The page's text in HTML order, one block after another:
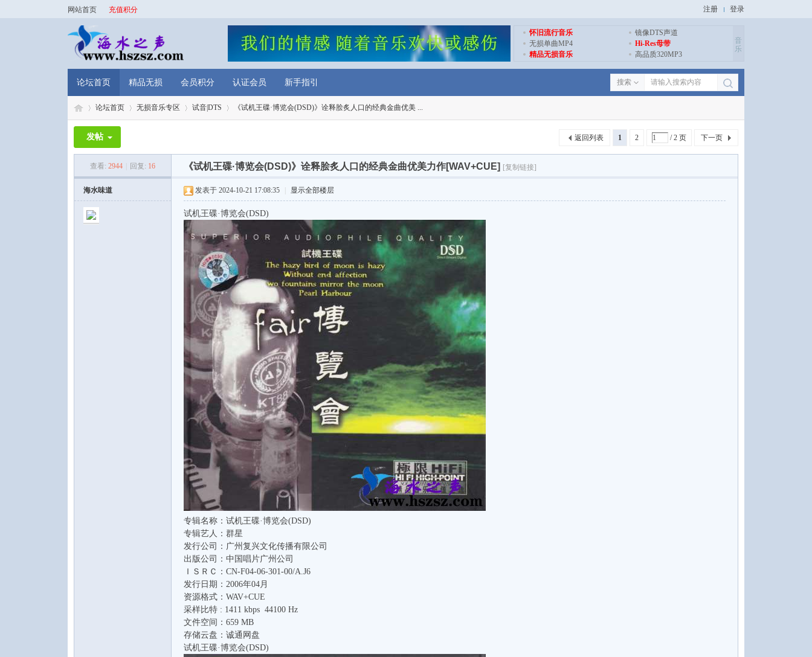
网站首页 充值积分 注册 登录
怀旧流行音乐
镜像DTS声道
无损单曲MP4
Hi-Res母带
精品无损音乐
高品质320MP3
音
乐
论坛首页 精品无损 会员积分 认证会员 新手指引 搜索
论坛首页 无损音乐专区 试音|DTS 《试机王碟·博览会(DSD)》诠释脍炙人口的经典金曲优美 ...
1 2 / 2 页 下一页
返回列表
发帖
查看: 2944 回复: 16 《试机王碟·博览会(DSD)》诠释脍炙人口的经典金曲优美力作[WAV+CUE] [复制链接]
海水味道 发表于 2024-10-21 17:08:35 显示全部楼层
试机王碟·博览会(DSD)
专辑名称：试机王碟·博览会(DSD)
专辑艺人：群星
发行公司：广州复兴文化传播有限公司
出版公司：中国唱片广州公司
ＩＳＲＣ：CN-F04-06-301-00/A.J6
发行日期：2006年04月
资源格式：WAV+CUE
采样比特 : 1411 kbps 44100 Hz
文件空间：659 MB
存储云盘：诚通网盘
试机王碟·博览会(DSD)